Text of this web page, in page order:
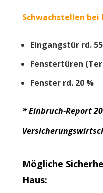
Schwachstellen
Eingangstür rd.
Fenstertüren
Fenster rd. 20 %
* Einbruch-Report
Mögliche
Haus: